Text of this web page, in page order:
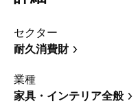
セクター
耐久消費財
業種
家具・インテリア全般